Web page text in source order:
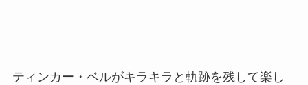
ティンカー・ベルがキラキラと軌跡を残して楽し